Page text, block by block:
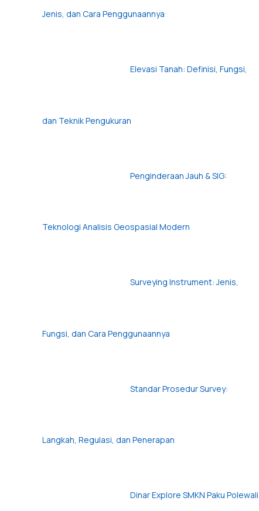
Jenis, dan Cara Penggunaannya
Elevasi Tanah: Definisi, Fungsi,
dan Teknik Pengukuran
Penginderaan Jauh & SIG:
Teknologi Analisis Geospasial Modern
Surveying Instrument: Jenis,
Fungsi, dan Cara Penggunaannya
Standar Prosedur Survey:
Langkah, Regulasi, dan Penerapan
Dinar Explore SMKN Paku Polewali